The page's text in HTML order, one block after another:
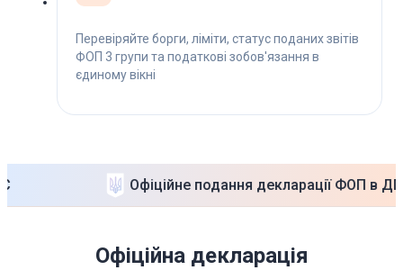
Перевіряйте борги, ліміти, статус поданих звітів
ФОП 3 групи та податкові зобов'язання в
єдиному вікні
Офіційне подання декларації ФОП в ДПС
Офіційна декларація